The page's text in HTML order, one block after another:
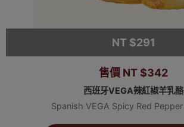
NT $291
售價 NT $342
西班牙VEGA辣紅椒羊乳酪
Spanish VEGA Spicy Red